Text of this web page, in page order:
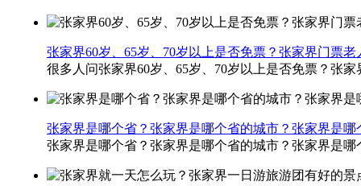
张家界60岁、65岁、70岁以上是否免票？张家界门票
很多人问张家界60岁、65岁、70岁以上是否免票？张
张家界是哪个省？张家界是哪个省的城市？张家界是哪
张家界是哪个省？张家界是哪个省的城市？张家界是